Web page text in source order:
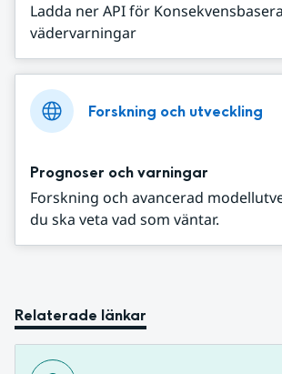
Ladda ner API för
vädervarningar
Forskning och utveckling
Prognoser och varningar
Forskning och avancerad
du ska veta vad som väntar.
Relaterade länkar